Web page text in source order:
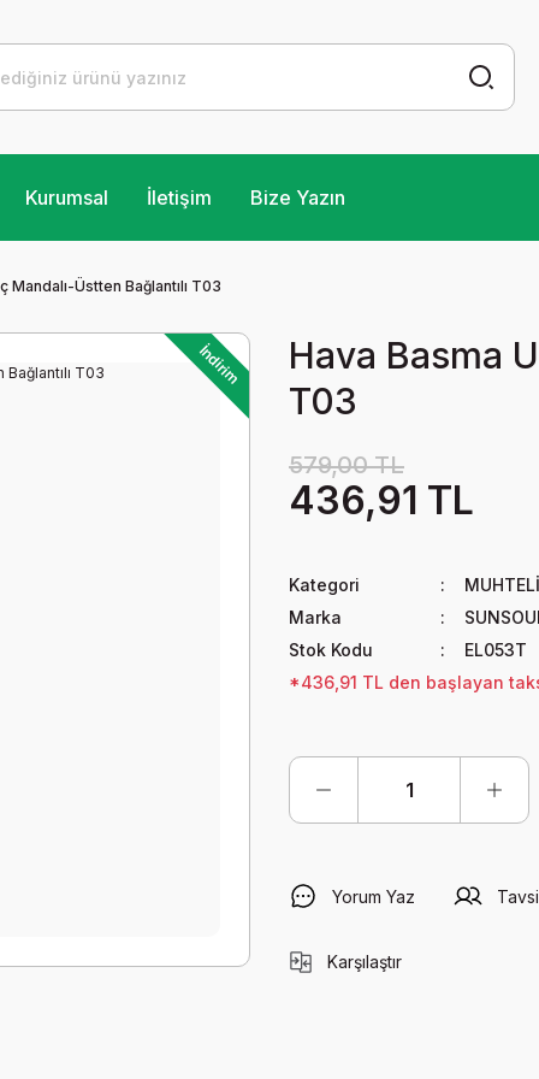
Kurumsal İletişim Bize Yazın
Mandalı-Üstten Bağlantılı T03
İndirim
Hava Basma
T03
579,00 TL
436,91 TL
Kategori
Marka
Stok Kodu
EL053T
*436,91 TL den başlayan
Yorum Yaz
Karşılaştır